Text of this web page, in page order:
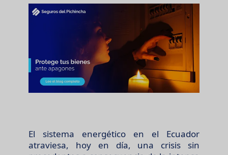
El sistema energético en el Ecuador
atraviesa, hoy en día, una crisis sin